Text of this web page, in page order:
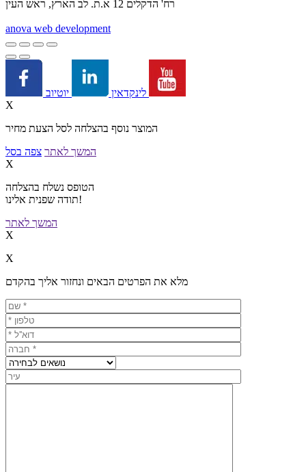
רח' הדקלים 12 א.ת. לב הארץ, ראש העין
anova web development
לינקדאין
X
המוצר נוסף בהצלחה לסל הצעת מחיר
המשך לאתר צפה בסל
X
הטופס נשלח בהצלחה
תודה שפנית אלינו!
המשך לאתר
X
X
מלא את הפרטים הבאים ונחזור אליך בהקדם